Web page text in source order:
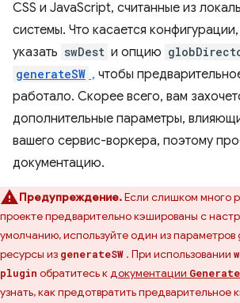
CSS и JavaScript, считанные из
системы. Что касается
указать swDest и опцию
generateSW , чтобы
работало. Скорее всего, вам
дополнительные параметры,
вашего сервис-воркера, поэтому
документацию.
Предупреждение.Если слишком много
проекте предварительно кэшированы с
умолчанию, используйте один из
ресурсы из generateSW . При использовании
plugin обратитесь кдокументации
узнать, как предотвратить предварительное